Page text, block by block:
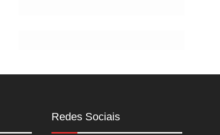
Redes Sociais